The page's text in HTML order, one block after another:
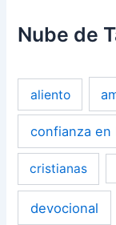
Nube de
aliento
confianza en
cristianas
devocional